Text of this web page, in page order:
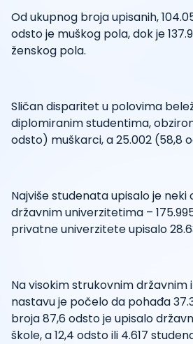
Od ukupnog broja upisanih,
odsto je muškog pola, dok je
ženskog pola.
Sličan disparitet u polovima
diplomiranim studentima,
odsto) muškarci, a 25.002 (58,8
Najviše studenata upisalo je
državnim univerzitetima –
privatne univerzitete upisalo
Na visokim strukovnim
nastavu je počelo da pohađa
broja 87,6 odsto je upisalo
škole, a 12,4 odsto ili 4.617